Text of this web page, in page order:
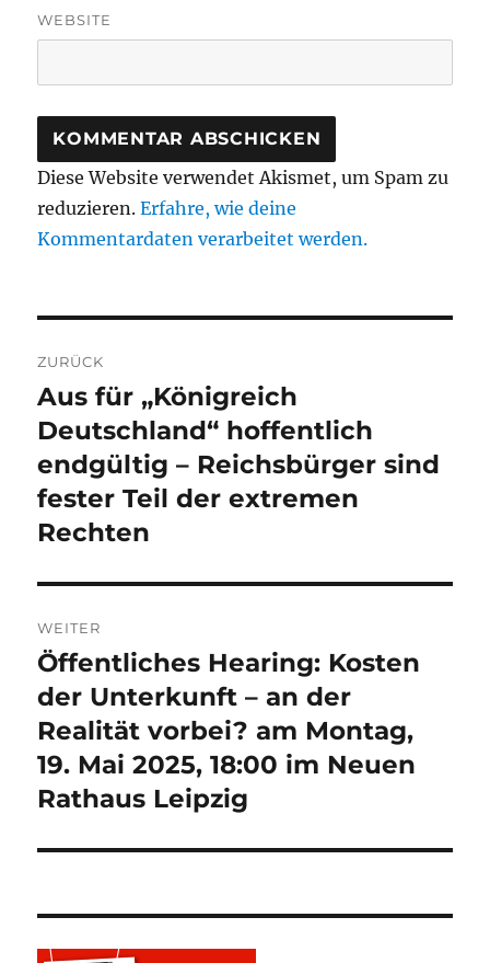
WEBSITE
Diese Website verwendet Akismet, um Spam zu
reduzieren.Erfahre, wie deine
Kommentardaten verarbeitet werden.
ZURÜCK
Vorheriger
Beitrag:
Aus für „Königreich
Deutschland“ hoffentlich
endgültig – Reichsbürger sind
fester Teil der extremen
Rechten
WEITER
Nächster
Beitrag:
Öffentliches Hearing: Kosten
der Unterkunft – an der
Realität vorbei? am Montag,
19. Mai 2025, 18:00 im Neuen
Rathaus Leipzig